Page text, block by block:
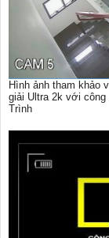
Hình ảnh tham khảo
giải Ultra 2k với công
Trình